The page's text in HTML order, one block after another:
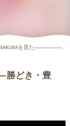
た―――――勝どき・豊洲・晴海から便利な月島矯正歯科
どき・豊